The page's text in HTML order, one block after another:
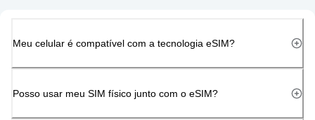
Meu celular é compatível com a tecnologia eSIM?
Posso usar meu SIM físico junto com o eSIM?